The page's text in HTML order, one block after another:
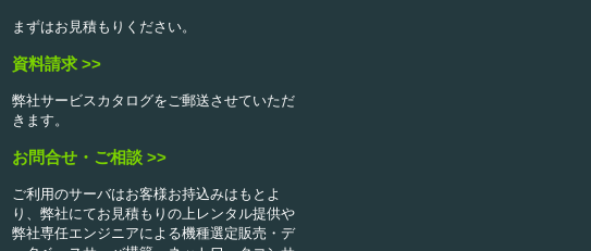
まずはお見積もりください。
資料請求 >>
弊社サービスカタログをご郵送させていただ
きます。
お問合せ・ご相談 >>
ご利用のサーバはお客様お持込みはもとよ
り、弊社にてお見積もりの上レンタル提供や
弊社専任エンジニアによる機種選定販売・デ